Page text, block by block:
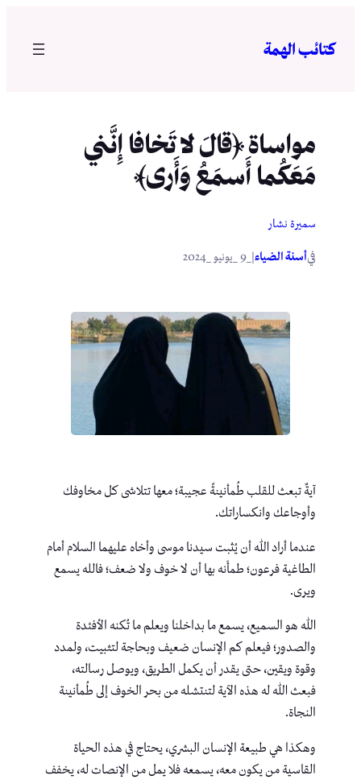
المحتوى
كتائب الهمة
مواساة ﴿قالَ لا تَخافا إِنَّني
مَعَكُما أَسمَعُ وَأَرى﴾
سميرة نشار
فيأسنة الضياء
آيةٌ تبعث للقلب طُمأنينةً عجيبة؛ معها تتلاشى كل مخاوفك
وأوجاعك وانكساراتك.
عندما أراد الله أن يُثبت سيدنا موسى وأخاه عليهما السلام أمام
الطاغية فرعون؛ طمأَنه بها أن لا خوف ولا ضعف؛ فالله يسمع
ويرى.
الله هو السميع، يسمع ما بداخلنا ويعلم ما تُكنه الأفئدة
والصدور؛ فيعلم كم الإنسان ضعيف وبحاجة لتثبيت، ولمدد
وقوة ويقين، حتى يقدر أن يكمل الطريق، ويوصل رسالته،
فبعث الله له هذه الآية لتنتشله من بحر الخوف إلى طُمأنينة
النجاة.
وهكذا هي طبيعة الإنسان البشري، يحتاج في هذه الحياة
القاسية من يكون معه، يسمعه فلا يمل من الإنصات له، يخفف